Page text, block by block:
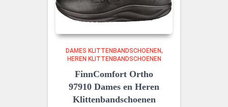
DAMES KLITTENBANDSCHOENEN
HEREN KLITTENBANDSCHOENEN
FinnComfort Ortho
97910 Dames en Heren
Klittenbandschoenen